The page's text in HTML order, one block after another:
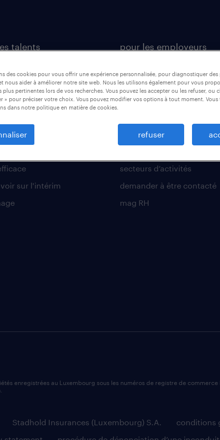
talents
d’activités
de motivation
sur l'intérim
pour les employeurs
professional
digital
nos services
secteurs d’activités
demander à être contacté
mag RH
Stadhold Insurances (Luxembourg) S.A. conditions
enregistrées au Luxembourg sous les numéros de registre de commerce
des cookies pour vous offrir une expérience personnalisée, pour diagnostiquer des
nous aider à améliorer notre site web. Nous les utilisons également pour vous
plus pertinentes lors de vos recherches. Vous pouvez les accepter ou les refuser, ou
» pour préciser votre choix. Vous pouvez modifier vos options à tout moment. Vous
dans notre politique en matière de cookies.
refuser